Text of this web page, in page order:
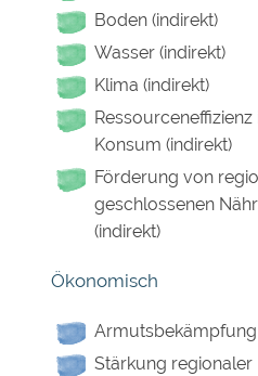
Boden (indirekt)
Wasser (indirekt)
Klima (indirekt)
Konsum (indirekt)
Förderung von
geschlossenen
(indirekt)
Ökonomisch
Armutsbekämpfung
Stärkung regionaler